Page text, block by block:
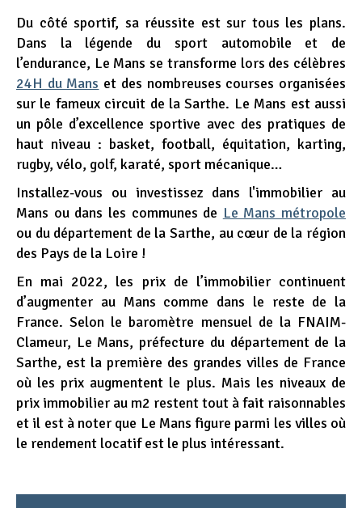
Du côté sportif, sa réussite est sur tous les plans.
Dans la légende du sport automobile et de
l’endurance, Le Mans se transforme lors des célèbres
24H du Mans et des nombreuses courses organisées
sur le fameux circuit de la Sarthe. Le Mans est aussi
un pôle d’excellence sportive avec des pratiques de
haut niveau : basket, football, équitation, karting,
rugby, vélo, golf, karaté, sport mécanique…
Installez-vous ou investissez dans l'immobilier au
Mans ou dans les communes de Le Mans métropole
ou du département de la Sarthe, au cœur de la région
des Pays de la Loire !
En mai 2022, les prix de l’immobilier continuent
d’augmenter au Mans comme dans le reste de la
France. Selon le baromètre mensuel de la FNAIM-
Clameur, Le Mans, préfecture du département de la
Sarthe, est la première des grandes villes de France
où les prix augmentent le plus. Mais les niveaux de
prix immobilier au m2 restent tout à fait raisonnables
et il est à noter que Le Mans figure parmi les villes où
le rendement locatif est le plus intéressant.